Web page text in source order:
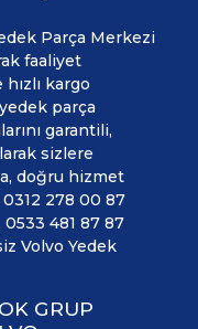
Parça Merkezi
faaliyet
kargo
parça
garantili,
sizlere
doğru hizmet
278 00 87
481 87 87
Volvo Yedek
GRUP